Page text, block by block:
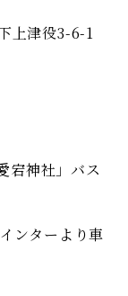
上津役3-6-1
宕神社」バス
ンターより車